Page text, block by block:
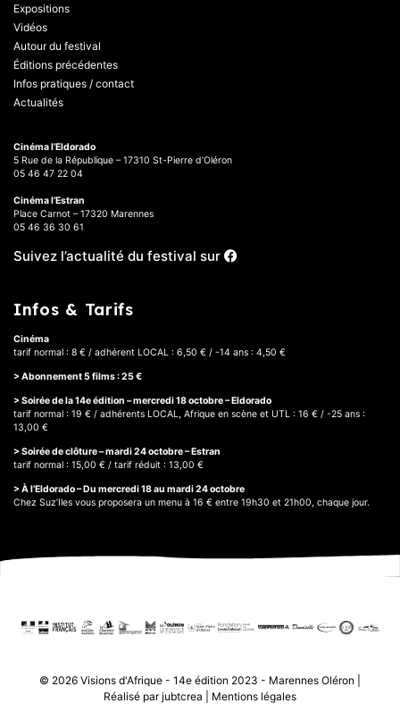
Expositions
Vidéos
Autour du festival
Éditions précédentes
Infos pratiques / contact
Actualités
Cinéma l’Eldorado
5 Rue de la République – 17310 St-Pierre d’Oléron
05 46 47 22 04
Cinéma l’Estran
Place Carnot – 17320 Marennes
05 46 36 30 61
Suivez l’actualité du festival sur
Infos & Tarifs
Cinéma
tarif normal : 8 € / adhérent LOCAL : 6,50 € / -14 ans : 4,50 €
> Abonnement 5 films : 25 €
> Soirée de la 14e édition – mercredi 18 octobre – Eldorado
tarif normal : 19 € / adhérents LOCAL, Afrique en scène et UTL : 16 € / -25 ans :
13,00 €
> Soirée de clôture – mardi 24 octobre – Estran
tarif normal : 15,00 € / tarif réduit : 13,00 €
> À l’Eldorado – Du mercredi 18 au mardi 24 octobre
Chez Suz’Iles vous proposera un menu à 16 € entre 19h30 et 21h00, chaque jour.
© 2026 Visions d'Afrique - 14e édition 2023 - Marennes Oléron
Réalisé par jubtcrea
Mentions légales